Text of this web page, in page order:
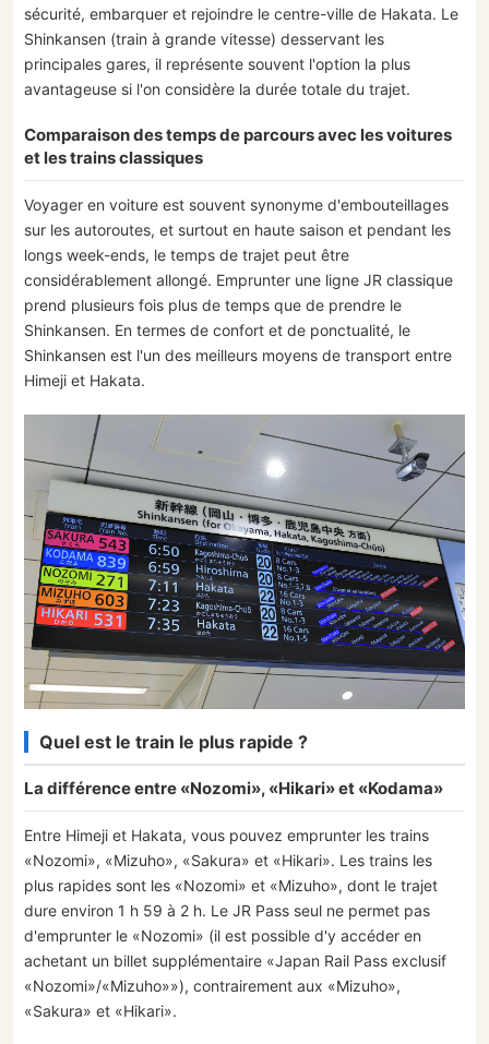
sécurité, embarquer et rejoindre le centre-ville de Hakata. Le
Shinkansen (train à grande vitesse) desservant les
principales gares, il représente souvent l'option la plus
avantageuse si l'on considère la durée totale du trajet.
Comparaison des temps de parcours avec les voitures
et les trains classiques
Voyager en voiture est souvent synonyme d'embouteillages
sur les autoroutes, et surtout en haute saison et pendant les
longs week-ends, le temps de trajet peut être
considérablement allongé. Emprunter une ligne JR classique
prend plusieurs fois plus de temps que de prendre le
Shinkansen. En termes de confort et de ponctualité, le
Shinkansen est l'un des meilleurs moyens de transport entre
Himeji et Hakata.
Quel est le train le plus rapide ?
La différence entre «Nozomi», «Hikari» et «Kodama»
Entre Himeji et Hakata, vous pouvez emprunter les trains
«Nozomi», «Mizuho», «Sakura» et «Hikari». Les trains les
plus rapides sont les «Nozomi» et «Mizuho», dont le trajet
dure environ 1 h 59 à 2 h. Le JR Pass seul ne permet pas
d'emprunter le «Nozomi» (il est possible d'y accéder en
achetant un billet supplémentaire «Japan Rail Pass exclusif
«Nozomi»/«Mizuho»»), contrairement aux «Mizuho»,
«Sakura» et «Hikari».